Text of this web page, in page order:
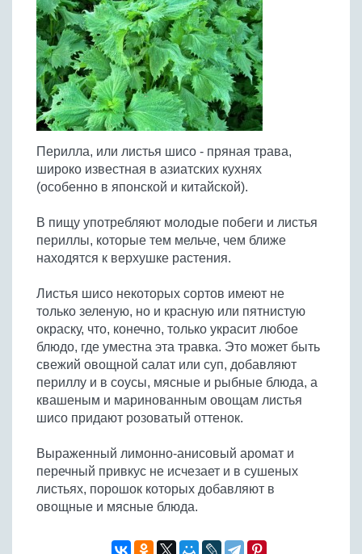
Из яиц и другие
Холодные супы
Супы-пюре
Молочные супы
Сладкие супы
Отварное мясо
Запеченное мясо
Тушеное мясо
Из мясного фарша
Из субпродуктов
Жареная рыба
Отварная и паровая
Запеченная рыба
Тушеная рыба
Из рыбного фарша
Морепродукты
Суши и роллы
Вся птица
Жареная птица
Отварная птица
Запеченная птица
Тушеная птица
Из фарша птицы
Из субпродуктов птицы
Овощи
Все овощи
Жареные овощи
Отварные овощи
Запеченные овощи
Выпечка
Вся выпечка
Торты и пирожные
Пироги и пирожки
Кексы и маффины
Блины и оладьи
Пиццы
Соусы
Все соусы
Соусы к мясу
Соусы к рыбе
Другие соусы
Все напитки
Алкогольные напитки
Безалкогольные напитки
Заготовки
Ягоды и фрукты
Овощи
Конфеты и сладости
Десерты
Ещё...
Пельмени, вареники
Макароны
Грибы
Бобовые
Яйца
Крупы
Перилла, или листья шисо - пряная трава,
широко известная в азиатских кухнях
(особенно в японской и китайской).
В пищу употребляют молодые побеги и листья
периллы, которые тем мельче, чем ближе
находятся к верхушке растения.
Листья шисо некоторых сортов имеют не
только зеленую, но и красную или пятнистую
окраску, что, конечно, только украсит любое
блюдо, где уместна эта травка. Это может быть
свежий овощной салат или суп, добавляют
периллу и в соусы, мясные и рыбные блюда, а
квашеным и маринованным овощам листья
шисо придают розоватый оттенок.
Выраженный лимонно-анисовый аромат и
перечный привкус не исчезает и в сушеных
листьях, порошок которых добавляют в
овощные и мясные блюда.